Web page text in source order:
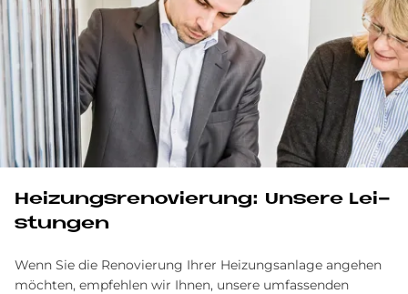
Hei­zungs­re­no­vie­rung: Un­se­re Lei­
stun­gen
Wenn Sie die Renovierung Ihrer Heizungsanlage angehen
möchten, empfehlen wir Ihnen, unsere umfassenden